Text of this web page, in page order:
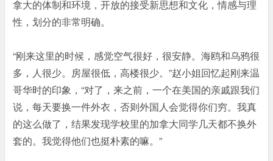
拿大的体制和环境，开放的接受新思想和文化，情感与理
性，划分的非常明确。
“刚来这里的时候，感觉空气很好，很安静。海鸥和乌鸦很
多，人很少。房屋很低，高楼很少。”赵小姐回忆起刚来温
哥华时的印象，“对了，来之前，一个在美国的亲戚跟我们
说，每天要换一件外衣，否则外国人会觉得你们穷。我真
的这么做了，结果发现学校里的加拿大同学几天都不换外
套的。我觉得他们也挺朴素的嘛。”